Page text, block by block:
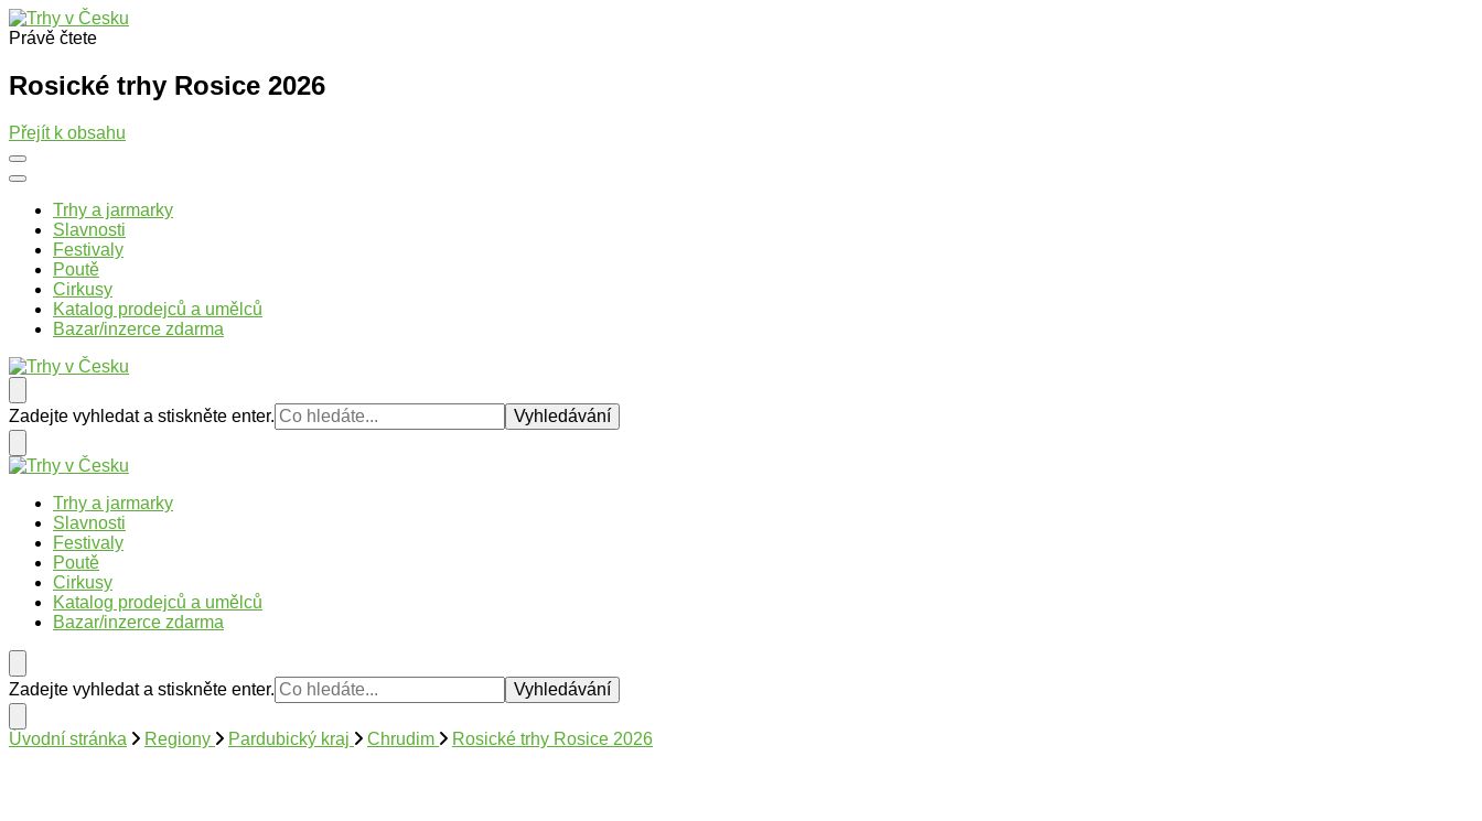
Právě čtete
Rosické trhy Rosice 2026
Přejít k obsahu
Trhy a jarmarky
Slavnosti
Festivaly
Poutě
Cirkusy
Katalog prodejců a umělců
Bazar/inzerce zdarma
Trhy v Česku
Trhy, jarmarky, slavnosti a poutě v České republice
Hledáte
něco
?
Zadejte vyhledat a stiskněte enter.
Trhy v Česku
Trhy, jarmarky, slavnosti a poutě v České republice
Trhy a jarmarky
Slavnosti
Festivaly
Poutě
Cirkusy
Katalog prodejců a umělců
Bazar/inzerce zdarma
Hledáte
něco
?
Zadejte vyhledat a stiskněte enter.
Úvodní stránka Regiony Pardubický kraj Chrudim Rosické trhy Rosice 2026